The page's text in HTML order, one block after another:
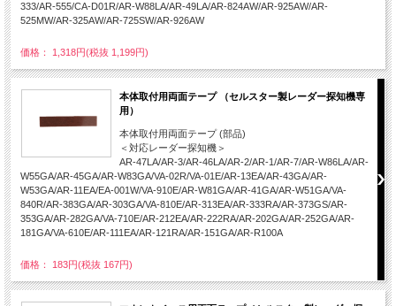
333/AR-555/CA-D01R/AR-W88LA/AR-49LA/AR-824AW/AR-925AW/AR-
525MW/AR-325AW/AR-725SW/AR-926AW
価格： 1,318円(税抜 1,199円)
本体取付用両面テープ （セルスター製レーダー探知機専
用）
本体取付用両面テープ (部品)
＜対応レーダー探知機＞
AR-47LA/AR-3/AR-46LA/AR-2/AR-1/AR-7/AR-W86LA/AR-
W55GA/AR-45GA/AR-W83GA/VA-02R/VA-01E/AR-13EA/AR-43GA/AR-
W53GA/AR-11EA/EA-001W/VA-910E/AR-W81GA/AR-41GA/AR-W51GA/VA-
840R/AR-383GA/AR-303GA/VA-810E/AR-313EA/AR-333RA/AR-373GS/AR-
353GA/AR-282GA/VA-710E/AR-212EA/AR-222RA/AR-202GA/AR-252GA/AR-
181GA/VA-610E/AR-111EA/AR-121RA/AR-151GA/AR-R100A
価格： 183円(税抜 167円)